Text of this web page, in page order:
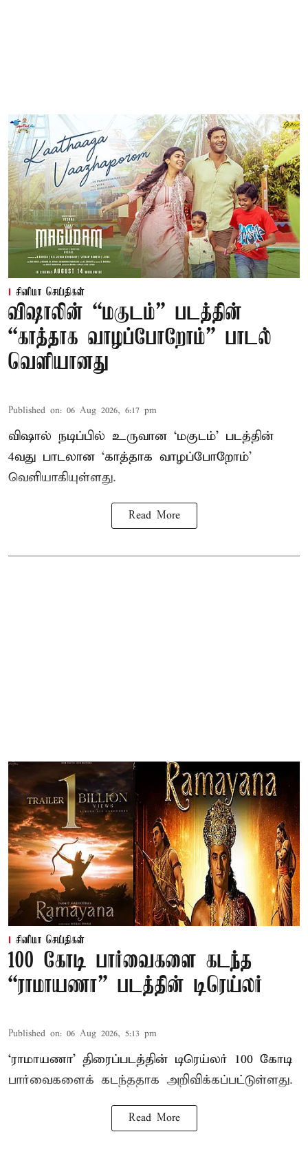
சினிமா செய்திகள்
விஷாலின் “மகுடம்” படத்தின்
“காத்தாக வாழப்போறோம்” பாடல்
வெளியானது
Published on: 06 Aug 2026, 6:17 pm
விஷால் நடிப்பில் உருவான ‘மகுடம்’ படத்தின்
4வது பாடலான ‘காத்தாக வாழப்போறோம்’
வெளியாகியுள்ளது.
Read More
சினிமா செய்திகள்
100 கோடி பார்வைகளை கடந்த
“ராமாயணா” படத்தின் டிரெய்லர்
Published on: 06 Aug 2026, 5:13 pm
‘ராமாயணா’ திரைப்படத்தின் டிரெய்லர் 100 கோடி
பார்வைகளைக் கடந்ததாக அறிவிக்கப்பட்டுள்ளது.
Read More